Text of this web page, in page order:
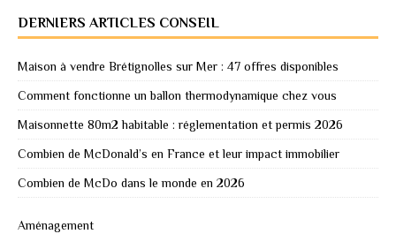
DERNIERS ARTICLES CONSEIL
Maison à vendre Brétignolles sur Mer : 47 offres disponibles
Comment fonctionne un ballon thermodynamique chez vous
Maisonnette 80m2 habitable : réglementation et permis 2026
Combien de McDonald’s en France et leur impact immobilier
Combien de McDo dans le monde en 2026
Aménagement